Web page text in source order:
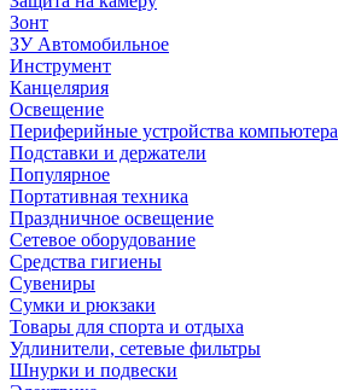
Зонт
ЗУ Автомобильное
Инструмент
Канцелярия
Освещение
Периферийные устройства компьютера
Подставки и держатели
Популярное
Портативная техника
Праздничное освещение
Сетевое оборудование
Средства гигиены
Сувениры
Сумки и рюкзаки
Товары для спорта и отдыха
Удлинители, сетевые фильтры
Шнурки и подвески